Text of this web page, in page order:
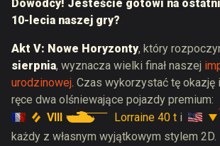
Dowódcy! Jesteście gotowi na
10-lecia naszej gry?
Akt V: Nowe Horyzonty, który
sierpnia, wyznacza wielki finał naszej
urodzinowej. Czas wykorzystać tę
ręce dwa olśniewające pojazdy premium:
VIII
Lorraine 40 t i
każdy z własnym wyjątkowym stylem 2D.